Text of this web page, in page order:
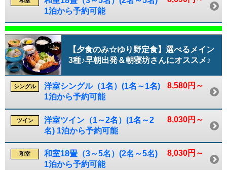
1泊から予約可能
【夕食のみ☆ゆり野定食】選べるメイン
3種♪早朝出発＆朝寝坊さんにオススメ♪
8,580円～
シングル
洋室シングル（1名）(1名～1名)
1泊から予約可能
8,030円～
ツイン
洋室ツイン（1～2名）(1名～2
名) 1泊から予約可能
8,030円～
和室
和室18畳（3～5名）(2名～5名)
1泊から予約可能